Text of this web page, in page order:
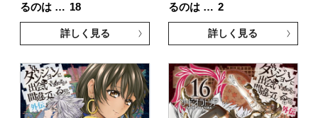
るのは … 18
詳しく見る
るのは … 2
詳しく見る